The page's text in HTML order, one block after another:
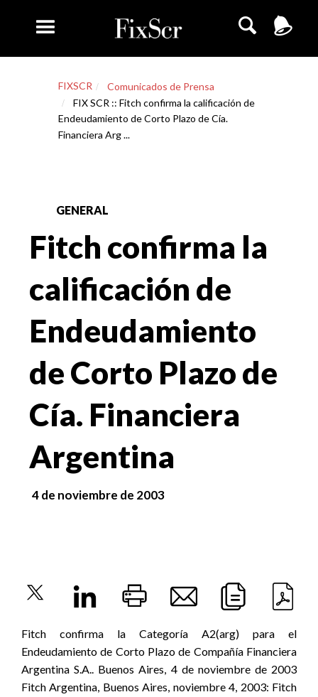
FIXSCR
Comunicados de Prensa
FIX SCR :: Fitch confirma la calificación de
Endeudamiento de Corto Plazo de Cía.
Financiera Arg ...
GENERAL
Fitch confirma la
calificación de
Endeudamiento
de Corto Plazo de
Cía. Financiera
Argentina
4 de noviembre de 2003
Fitch confirma la Categoría A2(arg) para el
Endeudamiento de Corto Plazo de Compañía Financiera
Argentina S.A.. Buenos Aires, 4 de noviembre de 2003
Fitch Argentina, Buenos Aires, noviembre 4, 2003: Fitch